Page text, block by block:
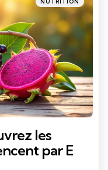
in
NUTRITION
les
par E